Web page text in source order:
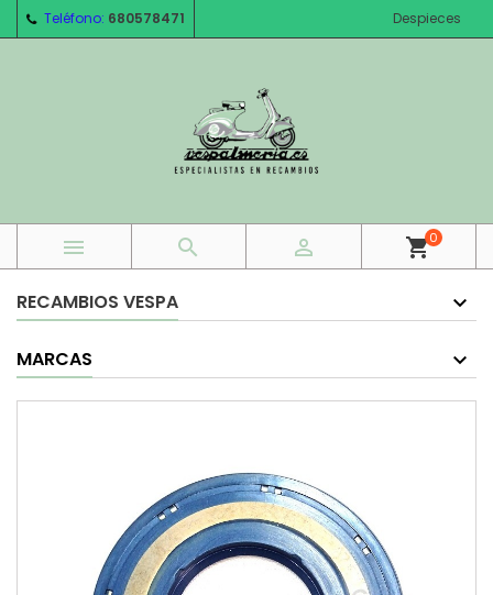
Teléfono: 680578471 Despieces
   shopping_cart0
RECAMBIOS VESPA
MARCAS